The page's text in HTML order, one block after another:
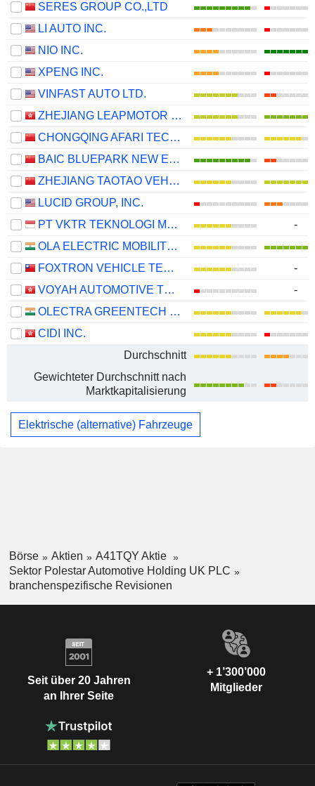
SERES GROUP CO.,LTD
LI AUTO INC.
NIO INC.
XPENG INC.
VINFAST AUTO LTD.
ZHEJIANG LEAPMOTOR TECHNOLOGY CO., LTD.
CHONGQING AFARI TECHNOLOGY CO., LTD.
BAIC BLUEPARK NEW ENERGY TECHNOLOGY CO., LTD.
ZHEJIANG TAOTAO VEHICLES CO., LTD.
LUCID GROUP, INC.
PT VKTR TEKNOLOGI MOBILITAS TBK
-
OLA ELECTRIC MOBILITY LIMITED
FOXTRON VEHICLE TECHNOLOGIES CO., LTD.
-
VOYAH AUTOMOTIVE TECHNOLOGY CO., LTD.
-
OLECTRA GREENTECH LIMITED
CIDI INC.
Durchschnitt
Gewichteter Durchschnitt nach
Marktkapitalisierung
Elektrische (alternative) Fahrzeuge
Börse Aktien
A41TQY Aktie
Sektor Polestar Automotive Holding UK PLC
branchenspezifische Revisionen
Seit über 20 Jahren
an Ihrer Seite
+ 1’300’000
Mitglieder